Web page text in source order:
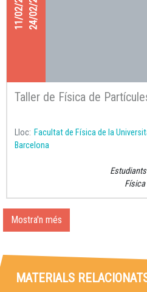
Taller de Física de
Lloc Facultat de Física de la
Barcelona
Mostra'n més
MATERIALS